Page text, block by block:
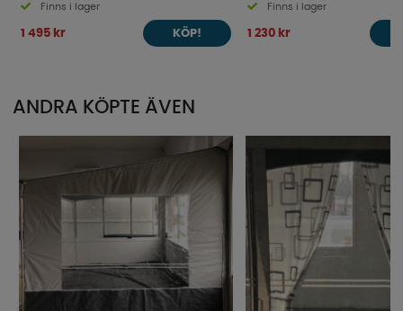
Finns i lager
1 495 kr KÖP!
Finns i lager
1 230 kr
ANDRA KÖPTE ÄVEN